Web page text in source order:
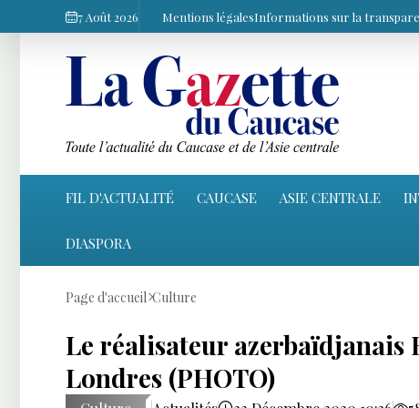
7 Août 2026 Mentions légalesInformations sur la
FIL D'ACTUALITÉ CAUCASE ASIE CENTRALE
DIASPORA
Page d'accueil Culture
Le réalisateur azerbaïdjanais
Londres (PHOTO)